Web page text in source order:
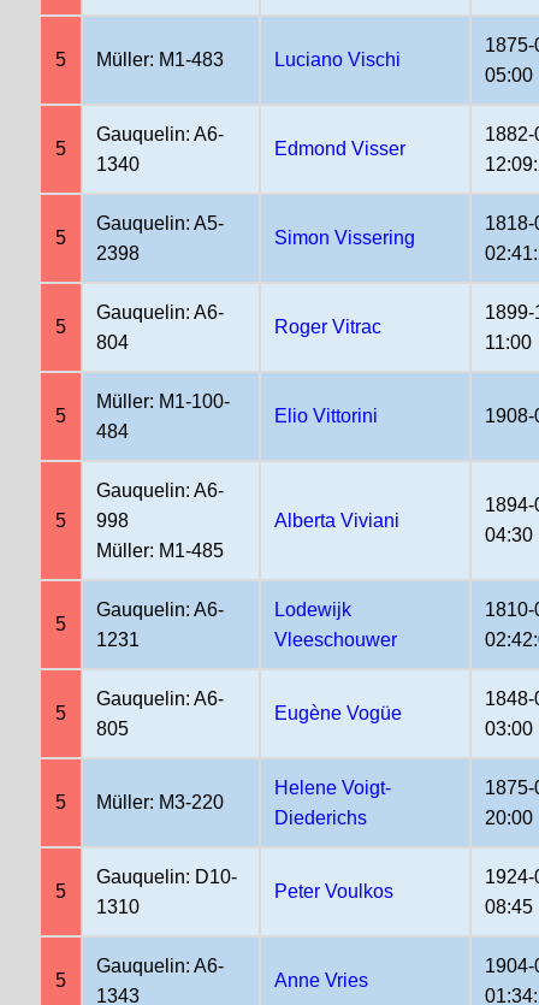
5 Müller: M1-483 Luciano Vischi
05:00
5
Gauquelin: A6-
1340
Edmond Visser
5
Gauquelin: A5-
2398
Simon Vissering
5
Gauquelin: A6-
804
Roger Vitrac
1899-
11:00
5
Müller: M1-100-
484
Elio Vittorini
5
Gauquelin: A6-
998
Müller: M1-485
Alberta Viviani
1894-
04:30
5
Gauquelin: A6-
1231
Lodewijk
Vleeschouwer
5
Gauquelin: A6-
805
Eugène Vogüe
03:00
5 Müller: M3-220
Helene Voigt-
Diederichs
20:00
5
Gauquelin: D10-
1310
Peter Voulkos
08:45
5
Gauquelin: A6-
1343
Anne Vries